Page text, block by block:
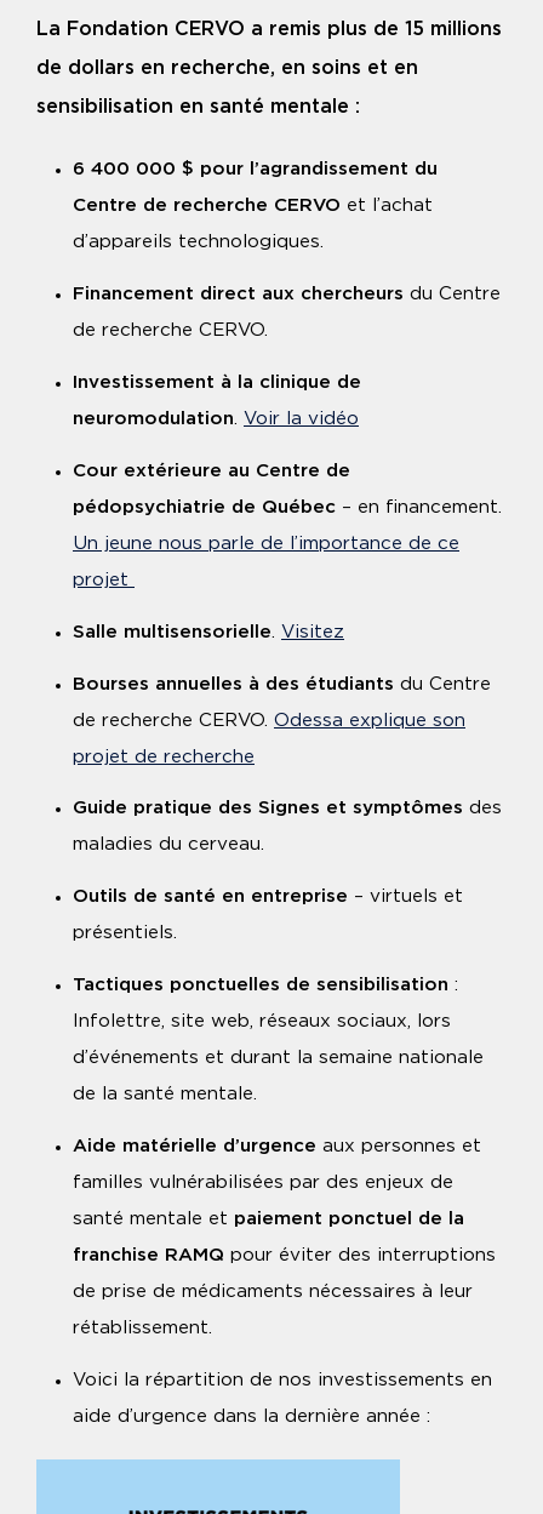
La Fondation CERVO a remis plus de 15 millions
de dollars en recherche, en soins et en
sensibilisation en santé mentale :
6 400 000 $ pour l’agrandissement du
Centre de recherche CERVO et l’achat
d’appareils technologiques.
Financement direct aux chercheurs du Centre
de recherche CERVO.
Investissement à la clinique de
neuromodulation Voir la vidéo
Cour extérieure au Centre de
pédopsychiatrie de Québec – en financement.
Un jeune nous parle de l’importance de ce
projet
Salle multisensorielle Visitez
Bourses annuelles à des étudiants du Centre
de recherche CERVO. Odessa explique son
projet de recherche
Guide pratique des Signes et symptômes des
maladies du cerveau.
Outils de santé en entreprise – virtuels et
présentiels.
Tactiques ponctuelles de sensibilisation :
Infolettre, site web, réseaux sociaux, lors
d’événements et durant la semaine nationale
de la santé mentale.
Aide matérielle d’urgence aux personnes et
familles vulnérabilisées par des enjeux de
santé mentale et paiement ponctuel de la
franchise RAMQ pour éviter des interruptions
de prise de médicaments nécessaires à leur
rétablissement.
Voici la répartition de nos investissements en
aide d’urgence dans la dernière année :